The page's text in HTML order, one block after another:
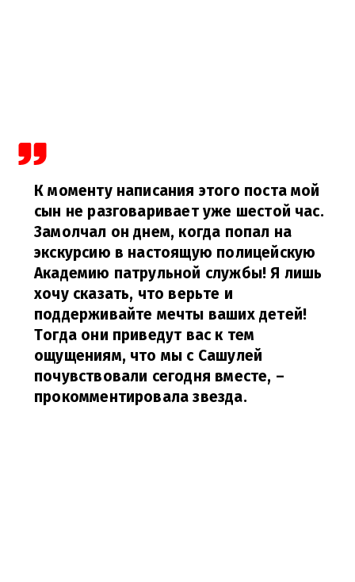
К моменту написания этого поста мой
сын не разговаривает уже шестой час.
Замолчал он днем, когда попал на
экскурсию в настоящую полицейскую
Академию патрульной службы! Я лишь
хочу сказать, что верьте и
поддерживайте мечты ваших детей!
Тогда они приведут вас к тем
ощущениям, что мы с Сашулей
почувствовали сегодня вместе, –
прокомментировала звезда.